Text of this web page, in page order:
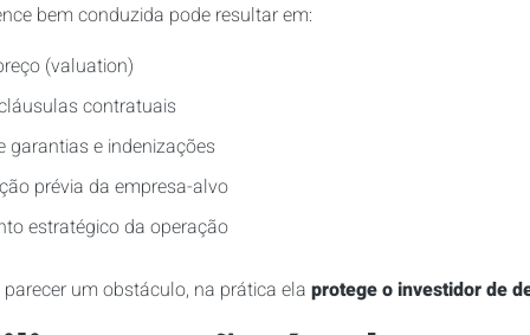
bem conduzida pode resultar em:
(valuation)
contratuais
garantias e indenizações
prévia da empresa-alvo
estratégico da operação
um obstáculo, na prática ela protege o investidor de